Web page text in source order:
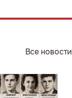
Все новости